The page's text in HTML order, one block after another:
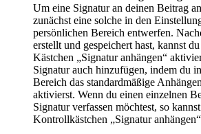
Um eine Signatur an deinen Beitrag
zunächst eine solche in den
persönlichen Bereich entwerfen.
erstellt und gespeichert hast, kannst
Kästchen „Signatur anhängen“
Signatur auch hinzufügen, indem du
Bereich das standardmäßige
aktivierst. Wenn du einen einzelnen
Signatur verfassen möchtest, so
Kontrollkästchen „Signatur